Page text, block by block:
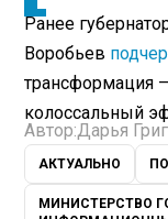
Ранее
Воробьев
трансформация
колоссальный
Автор:Дарья
АКТУАЛЬНО
МИНИСТЕРСТВО